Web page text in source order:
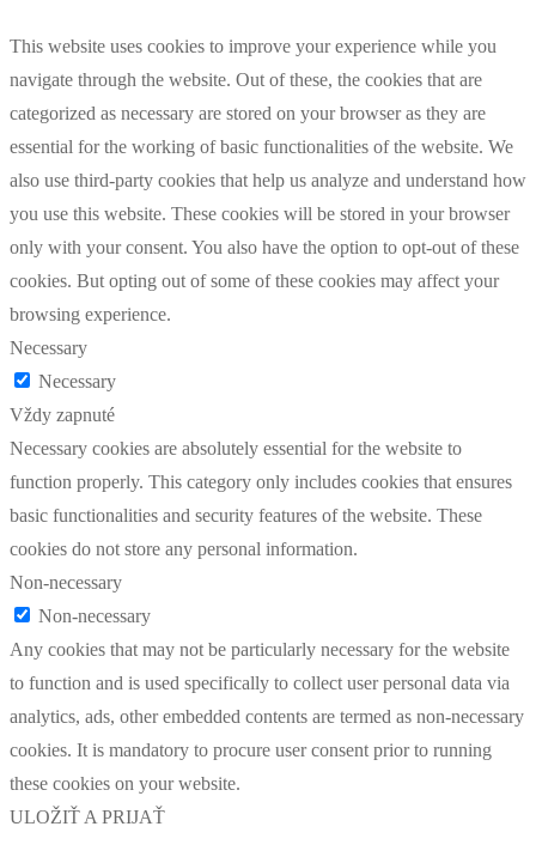
This website uses cookies to improve your experience while you
navigate through the website. Out of these, the cookies that are
categorized as necessary are stored on your browser as they are
essential for the working of basic functionalities of the website. We
also use third-party cookies that help us analyze and understand how
you use this website. These cookies will be stored in your browser
only with your consent. You also have the option to opt-out of these
cookies. But opting out of some of these cookies may affect your
browsing experience.
Necessary
Necessary
Vždy zapnuté
Necessary cookies are absolutely essential for the website to
function properly. This category only includes cookies that ensures
basic functionalities and security features of the website. These
cookies do not store any personal information.
Non-necessary
Non-necessary
Any cookies that may not be particularly necessary for the website
to function and is used specifically to collect user personal data via
analytics, ads, other embedded contents are termed as non-necessary
cookies. It is mandatory to procure user consent prior to running
these cookies on your website.
ULOŽIŤ A PRIJAŤ